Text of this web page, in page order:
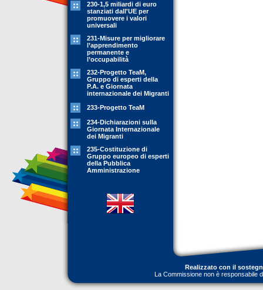
230-1,5 miliardi di euro
stanziati dall'UE per
promuovere i valori
universali
231-Misure per migliorare
l’apprendimento
permanente e
l’occupabilità
232-Progetto TeaM,
Gruppo di esperti della
P.A. e Giornata
internazionale dei Migranti
233-Progetto TeaM
234-Dichiarazioni sulla
Giornata Internazionale
dei Migranti
235-Costituzione di
Gruppo europeo di esperti
della Pubblica
Amministrazione
Realizzato con il
La Commissione non è responsabile